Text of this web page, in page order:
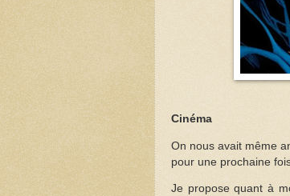
Cinéma
On nous avait même
pour une prochaine
Je propose quant à